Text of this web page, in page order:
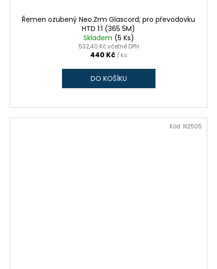
Řemen ozubený Neo.Zrm Glascord; pro převodovku
HTD 1:1 (365 5M)
Skladem (5 Ks)
532,40 Kč včetně DPH
440 Kč / Ks
DO KOŠÍKU
Kód: N2505